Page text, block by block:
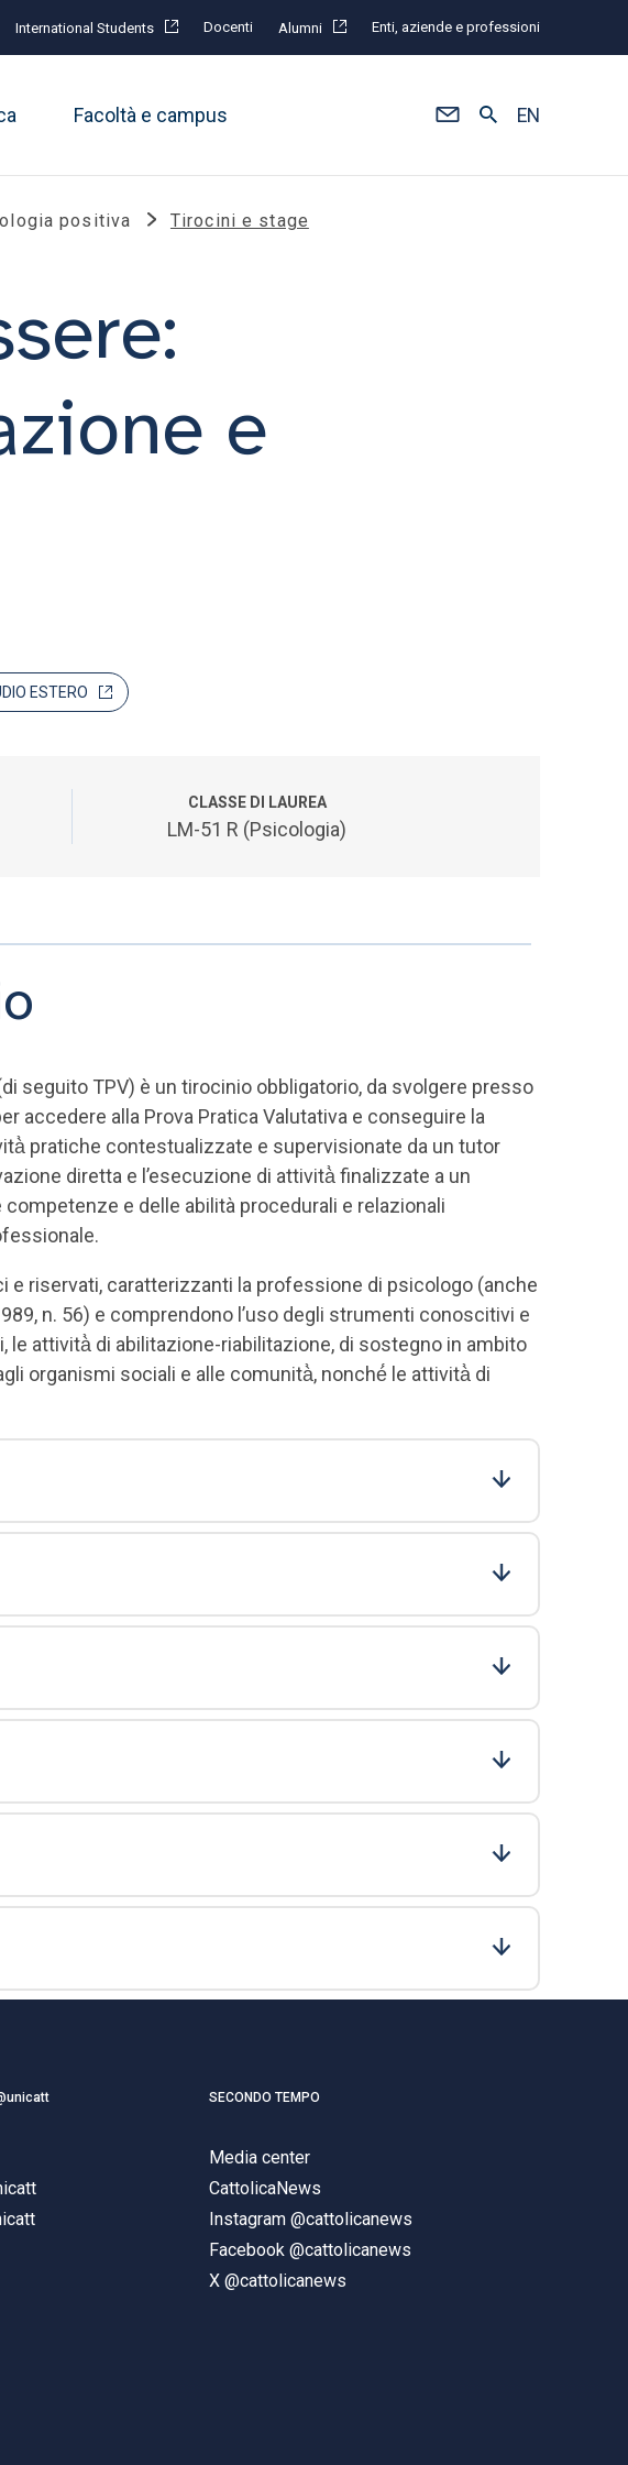
International Students Docenti Alumni Enti, aziende e professioni
Facoltà e campus EN
positiva Tirocini e stage
e
ESTERO
CLASSE DI LAUREA
LM-51 R (Psicologia)
seguito TPV) è un tirocinio obbligatorio, da svolgere presso
accedere alla Prova Pratica Valutativa e conseguire la
pratiche contestualizzate e supervisionate da un tutor
diretta e l’esecuzione di attività̀ finalizzate a un
e delle abilità procedurali e relazionali
riservati, caratterizzanti la professione di psicologo (anche
n. 56) e comprendono l’uso degli strumenti conoscitivi e
le attività̀ di abilitazione-riabilitazione, di sostegno in ambito
organismi sociali e alle comunità̀, nonché́ le attività̀ di
SECONDO TEMPO
Media center
CattolicaNews
Instagram @cattolicanews
Facebook @cattolicanews
X @cattolicanews